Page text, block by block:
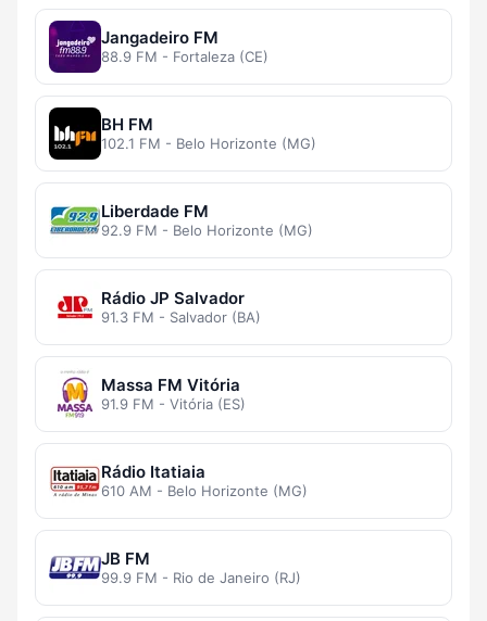
Jangadeiro FM
88.9 FM - Fortaleza (CE)
BH FM
102.1 FM - Belo Horizonte (MG)
Liberdade FM
92.9 FM - Belo Horizonte (MG)
Rádio JP Salvador
91.3 FM - Salvador (BA)
Massa FM Vitória
91.9 FM - Vitória (ES)
Rádio Itatiaia
610 AM - Belo Horizonte (MG)
JB FM
99.9 FM - Rio de Janeiro (RJ)